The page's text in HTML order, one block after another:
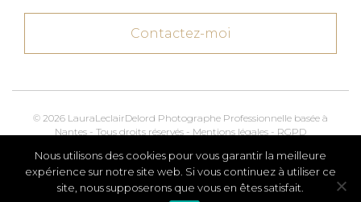
Contactez-moi
© 2026 LauraLeclairDelord Photographe Professionnelle basée à
Nantes - Tous droits réservés - Mentions légales - RGPD
Kroox.ioMarketing, Creative & Digital
Nous utilisons des cookies pour vous garantir la meilleure
expérience sur notre site web. Si vous continuez à utiliser ce
site, nous supposerons que vous en êtes satisfait.